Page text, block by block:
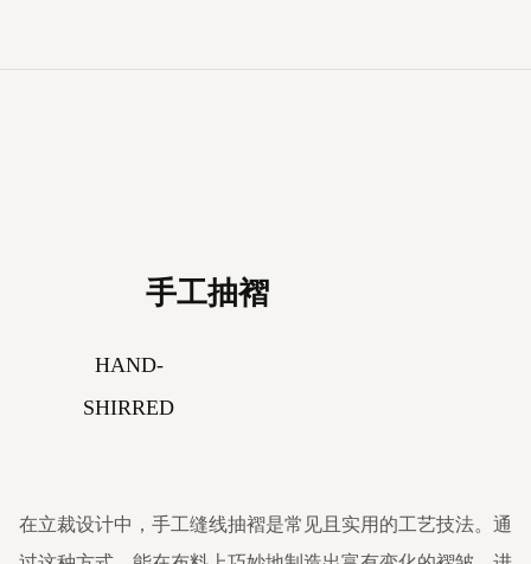
在立裁设计中，手工缝线抽褶是常见且实用的工艺技法。通
手工抽褶
HAND-
SHIRRED